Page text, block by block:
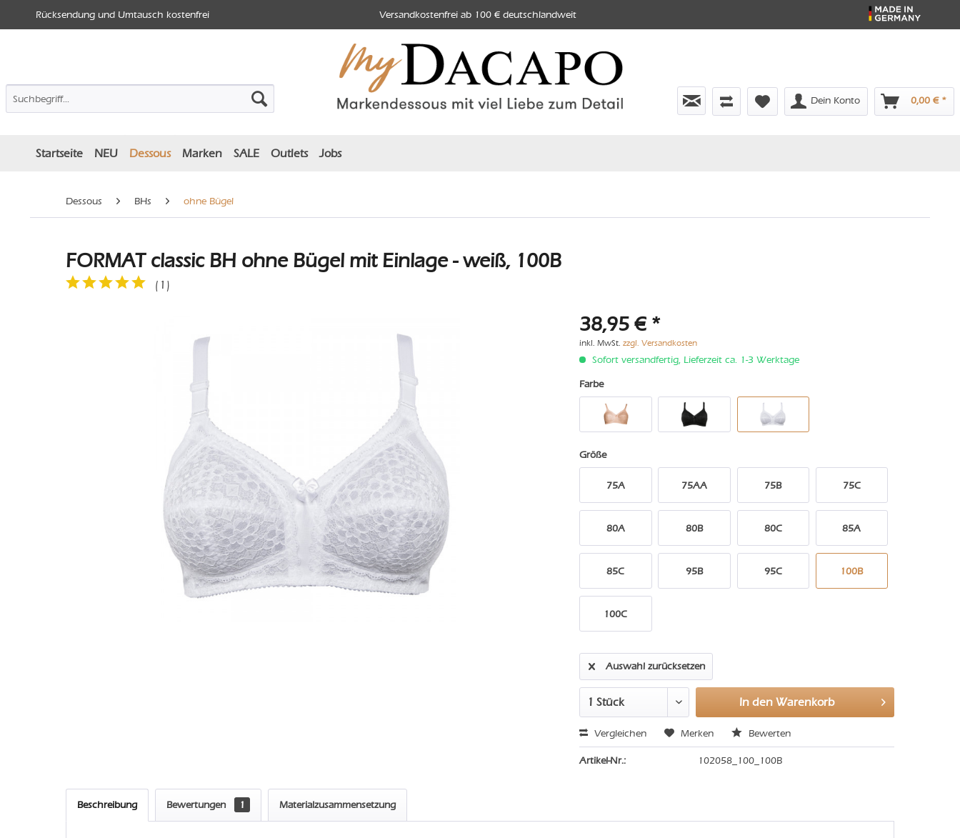
Rücksendung und Umtausch kostenfrei Versandkostenfrei ab 100 € deutschlandweit
Dein Konto 0,00 € *
Startseite NEU Dessous Marken SALE Outlets Jobs
Dessous BHs ohne Bügel
FORMAT classic BH ohne Bügel mit Einlage - weiß, 100B
( 1 )
38,95 € *
inkl. MwSt.zzgl. Versandkosten
Sofort versandfertig, Lieferzeit ca. 1-3 Werktage
Farbe
Größe
75A 75AA 75B 75C
80A 80B 80C 85A
85C 95B 95C 100B
100C
Auswahl zurücksetzen
In den Warenkorb
Vergleichen Merken Bewerten
Artikel-Nr.: 102058_100_100B
Beschreibung Bewertungen 1 Materialzusammensetzung